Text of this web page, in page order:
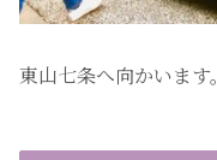
東山七条へ向かいます。